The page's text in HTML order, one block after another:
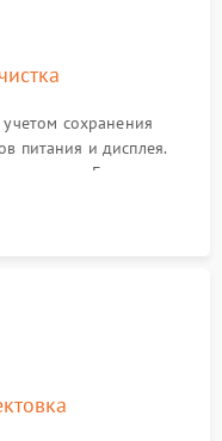
сохранения
питания и дисплея.
и пыли. Бережная
специализированными